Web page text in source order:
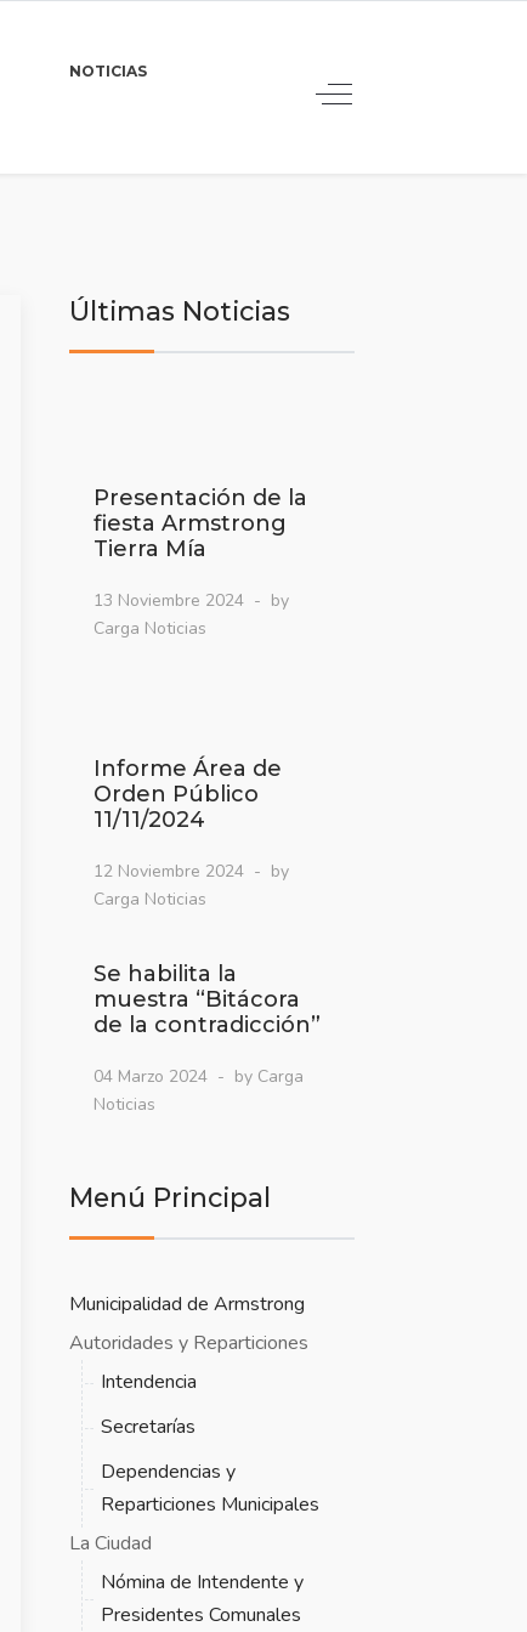
NOTICIAS
Últimas Noticias
Presentación de la
fiesta Armstrong
Tierra Mía
13 Noviembre 2024
by
Carga Noticias
Informe Área de
Orden Público
11/11/2024
12 Noviembre 2024
by
Carga Noticias
Se habilita la
muestra “Bitácora
de la contradicción”
04 Marzo 2024
by Carga
Noticias
Menú Principal
Municipalidad de Armstrong
Autoridades y Reparticiones
Intendencia
Secretarías
Dependencias y
Reparticiones Municipales
La Ciudad
Nómina de Intendente y
Presidentes Comunales